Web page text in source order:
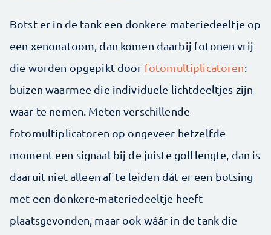
Botst er in de tank een donkere-materiedeeltje op
een xenonatoom, dan komen daarbij fotonen vrij
die worden opgepikt door fotomultiplicatoren:
buizen waarmee die individuele lichtdeeltjes zijn
waar te nemen. Meten verschillende
fotomultiplicatoren op ongeveer hetzelfde
moment een signaal bij de juiste golflengte, dan is
daaruit niet alleen af te leiden dát er een botsing
met een donkere-materiedeeltje heeft
plaatsgevonden, maar ook wáár in de tank die